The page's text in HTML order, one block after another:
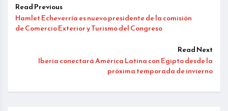
Read Previous
Hamlet Echeverría es nuevo presidente de la comisión
de Comercio Exterior y Turismo del Congreso
Read Next
Iberia conectará América Latina con Egipto desde la
próxima temporada de invierno